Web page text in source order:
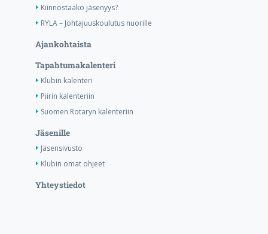
Kiinnostaako jäsenyys?
RYLA – Johtajuuskoulutus nuorille
Ajankohtaista
Tapahtumakalenteri
Klubin kalenteri
Piirin kalenteriin
Suomen Rotaryn kalenteriin
Jäsenille
Jäsensivusto
Klubin omat ohjeet
Yhteystiedot